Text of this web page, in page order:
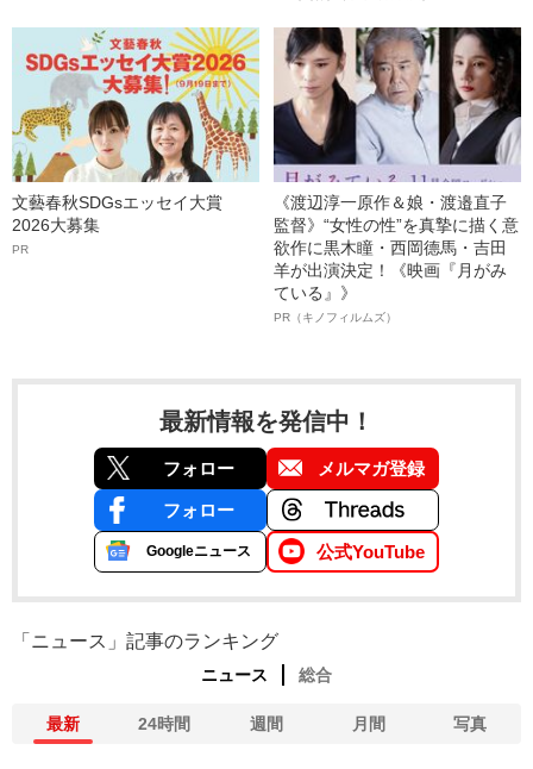
文藝春秋SDGsエッセイ大賞
2026大募集
PR
《渡辺淳一原作＆娘・渡邉直子
監督》“女性の性”を真摯に描く意
欲作に黒木瞳・西岡德馬・吉田
羊が出演決定！《映画『月がみ
ている』》
PR（キノフィルムズ）
最新情報を発信中！
フォロー メルマガ登録
フォロー
Googleニュース 公式YouTube
「ニュース」記事のランキング
ニュース 総合
最新 24時間 週間 月間 写真